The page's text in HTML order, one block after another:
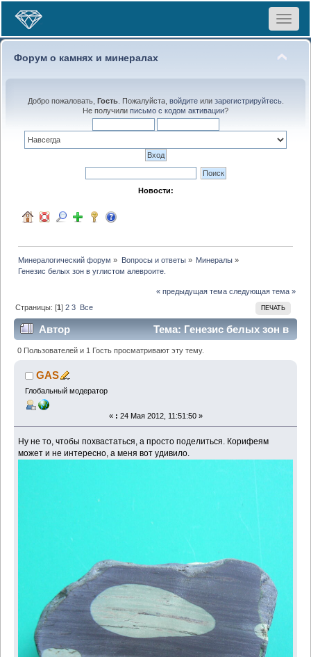
Toggle
Форум о камнях и минералах
Добро пожаловать, Гость. Пожалуйста, войдитеили зарегистрируйтесь.
Не получили письмо с кодом активации?
Новости:
Минералогический форум » Вопросы и ответы» Минералы»
Генезис белых зон в углистом алевроите.
« предыдущая тема следующая тема »
ПЕЧАТЬ
Страницы: [1]2 3 Все
Автор
Тема: Генезис белых зон в
углистом алевроите. (Прочитано 7923 раз)
0 Пользователей и 1 Гость просматривают эту тему.
GAS
Глобальный модератор
« : 24 Мая 2012, 11:51:50 »
Ну не то, чтобы похвастаться, а просто поделиться. Корифеям
может и не интересно, а меня вот удивило.